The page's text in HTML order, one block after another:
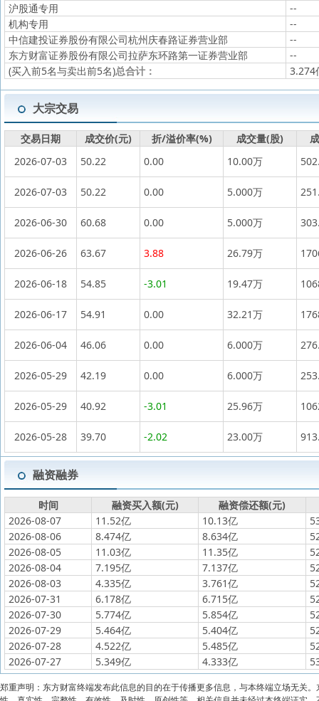
沪股通专用
--
机构专用
--
中信建投证券股份有限公司杭州庆春路证券营业部
--
东方财富证券股份有限公司拉萨东环路第一证券营业部
--
(买入前5名与卖出前5名)总合计： 3.274
大宗交易
交易日期 成交价(元) 折/溢价率(%) 成交量(股)
2026-07-03
50.22 0.00 10.00万
2026-07-03 50.22 0.00 5.000万
2026-06-30 60.68 0.00 5.000万
2026-06-26 63.67 3.88 26.79万
2026-06-18 54.85 -3.01 19.47万
2026-06-17 54.91 0.00 32.21万
2026-06-04 46.06 0.00 6.000万
2026-05-29 42.19 0.00 6.000万
2026-05-29 40.92 -3.01 25.96万
2026-05-28 39.70 -2.02 23.00万
融资融券
时间 融资买入额(元)
融资偿还额(元)
2026-08-07
11.52亿 10.13亿
2026-08-06
8.474亿 8.634亿
2026-08-05
11.03亿 11.35亿
2026-08-04
7.195亿 7.137亿
2026-08-03
4.335亿 3.761亿
2026-07-31
6.178亿 6.715亿
2026-07-30
5.774亿 5.854亿
2026-07-29
5.464亿 5.404亿
2026-07-28
4.522亿 5.485亿
2026-07-27
5.349亿 4.333亿
郑重声明：东方财富终端发布此信息的目的在于传播更多信息，与本终端立场无关